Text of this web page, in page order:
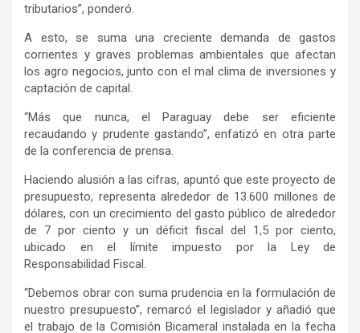
tributarios”, ponderó.
A esto, se suma una creciente demanda de gastos
corrientes y graves problemas ambientales que afectan
los agro negocios, junto con el mal clima de inversiones y
captación de capital.
“Más que nunca, el Paraguay debe ser eficiente
recaudando y prudente gastando”, enfatizó en otra parte
de la conferencia de prensa.
Haciendo alusión a las cifras, apuntó que este proyecto de
presupuesto, representa alrededor de 13.600 millones de
dólares, con un crecimiento del gasto público de alrededor
de 7 por ciento y un déficit fiscal del 1,5 por ciento,
ubicado en el límite impuesto por la Ley de
Responsabilidad Fiscal.
“Debemos obrar con suma prudencia en la formulación de
nuestro presupuesto”, remarcó el legislador y añadió que
el trabajo de la Comisión Bicameral instalada en la fecha